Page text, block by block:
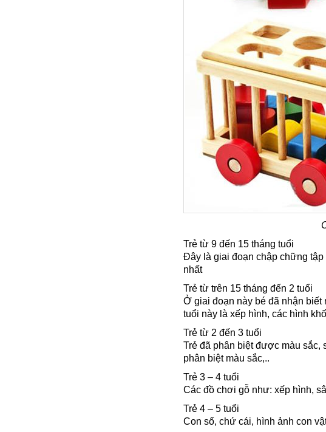
Trẻ từ 9 đến 15 tháng tuổi
Đây là giai đoạn chập chững tập
nhất
Trẻ từ trên 15 tháng đến 2 tuổi
Ở giai đoạn này bé đã nhận biết
tuổi này là xếp hình, các hình
Trẻ từ 2 đến 3 tuổi
Trẻ đã phân biệt được màu sắc,
phân biệt màu sắc,..
Trẻ 3 – 4 tuổi
Các đồ chơi gỗ như: xếp hình,
Trẻ 4 – 5 tuổi
Con số, chứ cái, hình ảnh con